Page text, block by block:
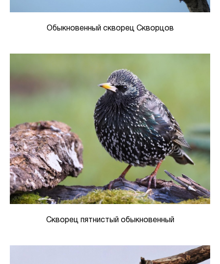
Обыкновенный скворец Скворцов
Скворец пятнистый обыкновенный